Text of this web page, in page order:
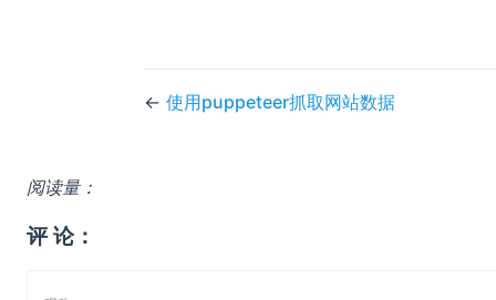
← 使用puppeteer抓取网站数据
阅读量：
评 论：